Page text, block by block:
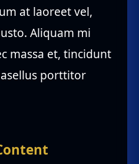
at laoreet vel,
Aliquam mi
massa et, tincidunt
porttitor